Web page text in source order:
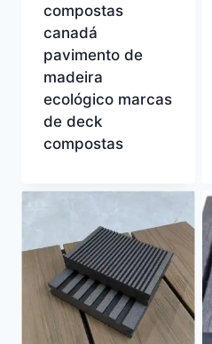
compostas
canadá
pavimento de
madeira
ecológico marcas
de deck
compostas